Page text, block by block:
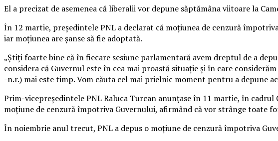
El a precizat de asemenea că liberalii vor depune săptămâna viitoare la
În 12 martie, preşedintele PNL a declarat că moţiunea de cenzură
iar moţiunea are şanse să fie adoptată.
„Ştiţi foarte bine că în fiecare sesiune parlamentară avem dreptul de a
considera că Guvernul este în cea mai proastă situaţie şi în care
-n.r.) mai este timp. Vom căuta cel mai prielnic moment pentru a depune
Prim-vicepreşedintele PNL Raluca Turcan anunţase în 11 martie, în
moţiune de cenzură împotriva Guvernului, afirmând că vor strânge toate
În noiembrie anul trecut, PNL a depus o moţiune de cenzură împotriva